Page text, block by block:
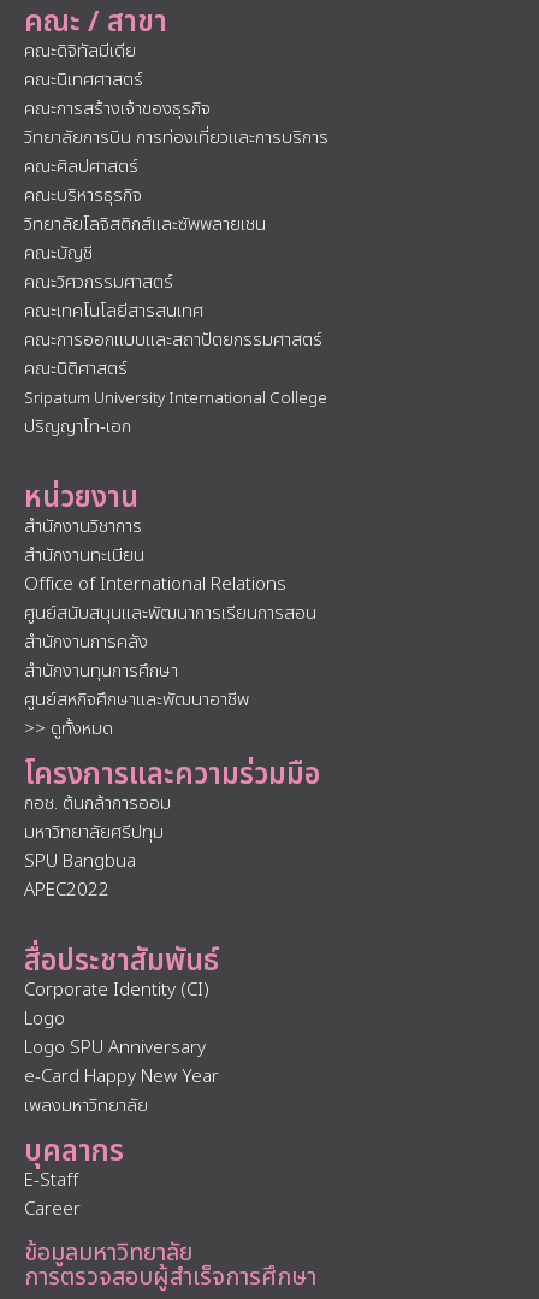
คณะ / สาขา
คณะดิจิทัลมีเดีย
คณะนิเทศศาสตร์
คณะการสร้างเจ้าของธุรกิจ
วิทยาลัยการบิน การท่องเที่ยวและการบริการ
คณะศิลปศาสตร์
คณะบริหารธุรกิจ
วิทยาลัยโลจิสติกส์และซัพพลายเชน
คณะบัญชี
คณะวิศวกรรมศาสตร์
คณะเทคโนโลยีสารสนเทศ
คณะการออกแบบและสถาปัตยกรรมศาสตร์
คณะนิติศาสตร์
Sripatum University International College
ปริญญาโท-เอก
หน่วยงาน
สำนักงานวิชาการ
สำนักงานทะเบียน
Office of International Relations
ศูนย์สนับสนุนและพัฒนาการเรียนการสอน
สำนักงานการคลัง
สำนักงานทุนการศึกษา
ศูนย์สหกิจศึกษาและพัฒนาอาชีพ
>> ดูทั้งหมด
โครงการและความร่วมมือ
กอช. ต้นกล้าการออม
มหาวิทยาลัยศรีปทุม
SPU Bangbua
APEC2022
สื่อประชาสัมพันธ์
Corporate Identity (CI)
Logo
Logo SPU Anniversary
e-Card Happy New Year
เพลงมหาวิทยาลัย
บุคลากร
E-Staff
Career
ข้อมูลมหาวิทยาลัย
การตรวจสอบผู้สำเร็จการศึกษา